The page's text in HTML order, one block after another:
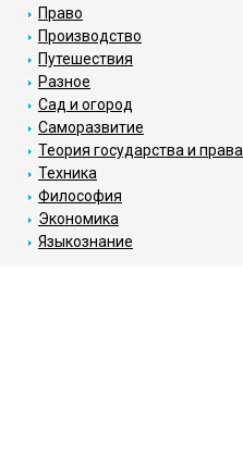
Право
Производство
Путешествия
Разное
Сад и огород
Саморазвитие
Теория государства и права
Техника
Философия
Экономика
Языкознание